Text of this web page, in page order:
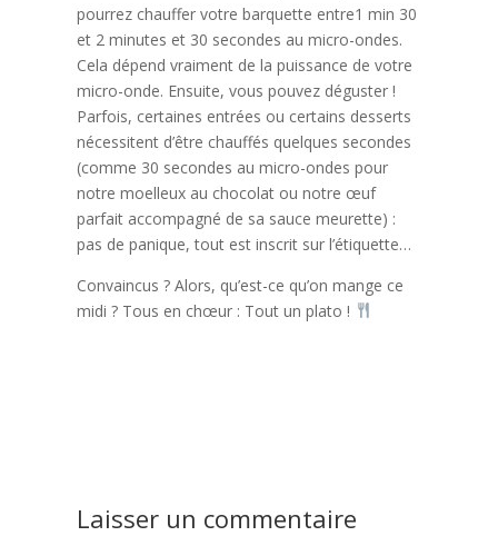
pourrez chauffer votre barquette entre1 min 30
et 2 minutes et 30 secondes au micro-ondes.
Cela dépend vraiment de la puissance de votre
micro-onde. Ensuite, vous pouvez déguster !
Parfois, certaines entrées ou certains desserts
nécessitent d’être chauffés quelques secondes
(comme 30 secondes au micro-ondes pour
notre moelleux au chocolat ou notre œuf
parfait accompagné de sa sauce meurette) :
pas de panique, tout est inscrit sur l’étiquette…
Convaincus ? Alors, qu’est-ce qu’on mange ce
midi ? Tous en chœur : Tout un plato !
Laisser un commentaire